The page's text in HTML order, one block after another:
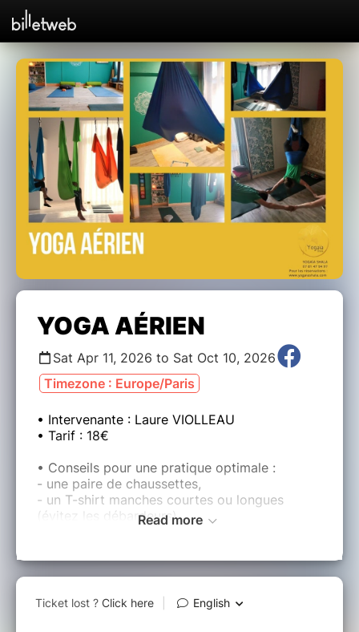
YOGA AÉRIEN
Sat Apr 11, 2026 to Sat Oct 10, 2026
Timezone : Europe/Paris
• Intervenante : Laure VIOLLEAU
• Tarif : 18€
• Conseils pour une pratique optimale :
- une paire de chaussettes,
- un T-shirt manches courtes ou longues
(évitez les débardeurs),
- retirez vos bijoux qui risqueraient de
déchirer la toile.
• Contre-indications :
Read more